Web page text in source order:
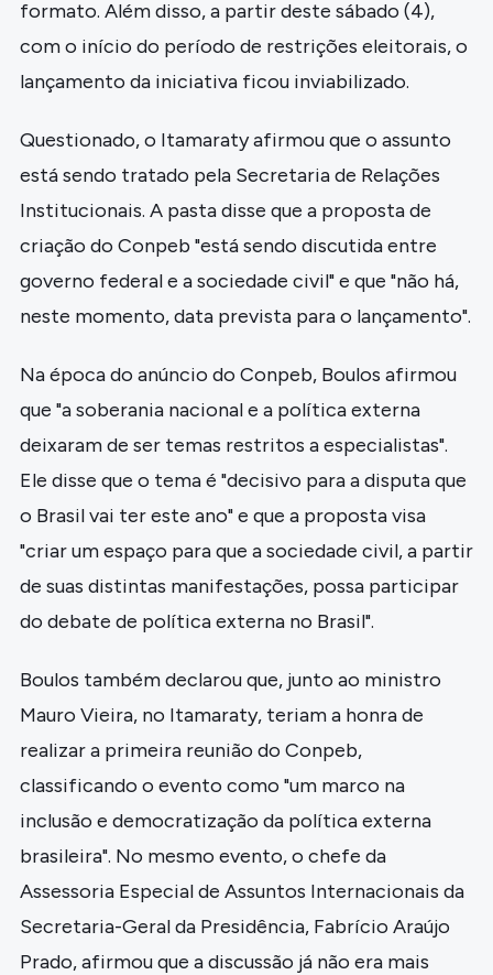
formato. Além disso, a partir deste sábado (4),
com o início do período de restrições eleitorais, o
lançamento da iniciativa ficou inviabilizado.
Questionado, o Itamaraty afirmou que o assunto
está sendo tratado pela Secretaria de Relações
Institucionais. A pasta disse que a proposta de
criação do Conpeb "está sendo discutida entre
governo federal e a sociedade civil" e que "não há,
neste momento, data prevista para o lançamento".
Na época do anúncio do Conpeb, Boulos afirmou
que "a soberania nacional e a política externa
deixaram de ser temas restritos a especialistas".
Ele disse que o tema é "decisivo para a disputa que
o Brasil vai ter este ano" e que a proposta visa
"criar um espaço para que a sociedade civil, a partir
de suas distintas manifestações, possa participar
do debate de política externa no Brasil".
Boulos também declarou que, junto ao ministro
Mauro Vieira, no Itamaraty, teriam a honra de
realizar a primeira reunião do Conpeb,
classificando o evento como "um marco na
inclusão e democratização da política externa
brasileira". No mesmo evento, o chefe da
Assessoria Especial de Assuntos Internacionais da
Secretaria-Geral da Presidência, Fabrício Araújo
Prado, afirmou que a discussão já não era mais